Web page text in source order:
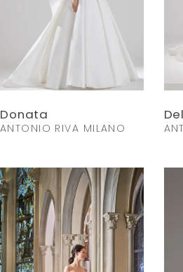
Donata
ANTONIO RIVA MILANO